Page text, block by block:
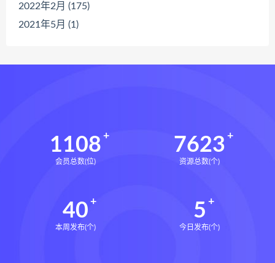
2022年2月 (175)
2021年5月 (1)
1108
会员总数(位)
7623
资源总数(个)
40
本周发布(个)
5
今日发布(个)